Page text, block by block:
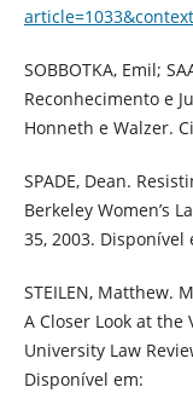
SOBBOTKA, Emil;
Reconhecimento e
Honneth e Walzer.
SPADE, Dean.
Berkeley Women’s
35, 2003. Disponível
STEILEN, Matthew.
A Closer Look at the
University Law
Disponível em: